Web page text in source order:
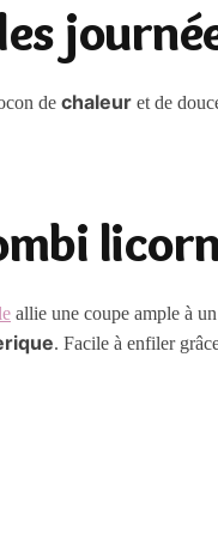
dechaleur et de
allie une coupe ample à
. Facile à enfiler